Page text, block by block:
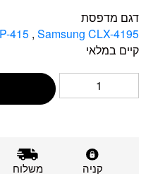
דגם מדפסת
415 ,Samsung CLX-4195
קיים במלאי
קניה
משלוח